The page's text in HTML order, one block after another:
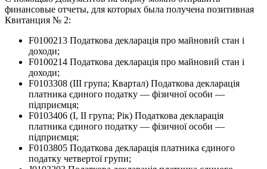
финансовые отчеты, для которых была получена позитивная
Квитанция № 2:
F0100213 Податкова декларація про майновий стан і
доходи;
F0100214 Податкова декларація про майновий стан і
доходи;
F0103308 (ІІІ група; Квартал) Податкова декларація
платника єдиного податку — фізичної особи —
підприємця;
F0103406 (І, ІІ група; Рік) Податкова декларація
платника єдиного податку — фізичної особи —
підприємця;
F0103805 Податкова декларація платника єдиного
податку четвертої групи;